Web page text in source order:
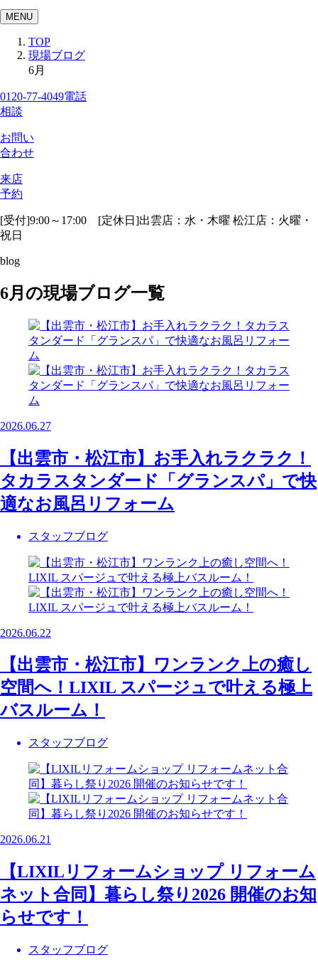
MENU
TOP
現場ブログ
6月
0120-77-4049電話
相談
お問い
合わせ
来店
予約
[受付]9:00～17:00 [定休日]出雲店：水・木曜 松江店：火曜・
祝日
blog
6月の現場ブログ一覧
2026.06.27
【出雲市・松江市】お手入れラクラク！
タカラスタンダード「グランスパ」で快
適なお風呂リフォーム
スタッフブログ
2026.06.22
【出雲市・松江市】ワンランク上の癒し
空間へ！LIXIL スパージュで叶える極上
バスルーム！
スタッフブログ
2026.06.21
【LIXILリフォームショップ リフォーム
ネット合同】暮らし祭り2026 開催のお知
らせです！
スタッフブログ